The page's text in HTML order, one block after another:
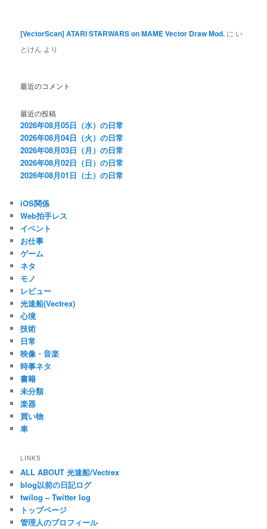
[VectorScan] ATARI STARWARS on MAME Vector Draw Mod. に い
とけん より
最近のコメント
最近の投稿
2026年08月05日（水）の日常
2026年08月04日（火）の日常
2026年08月03日（月）の日常
2026年08月02日（日）の日常
2026年08月01日（土）の日常
iOS関係
Web拍手レス
イベント
お仕事
ゲーム
ネタ
モノ
レビュー
光速船(Vectrex)
心境
技術
日常
映像・音楽
時事ネタ
書籍
未分類
楽器
買い物
車
LINKS
ALL ABOUT 光速船/Vectrex
blog以前の日記ログ
twilog – Twitter log
トップページ
管理人のプロフィール